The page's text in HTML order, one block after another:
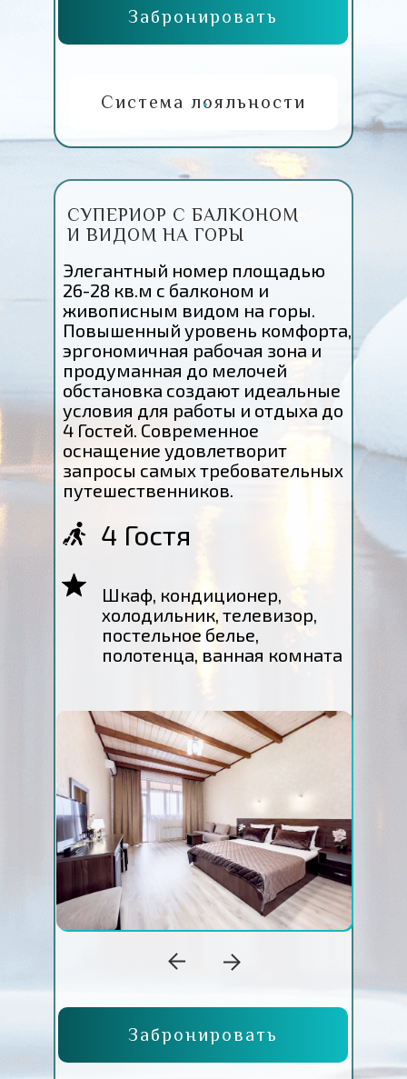
Забронировать
Система лояльности
Забронировать
СУПЕРИОР С БАЛКОНОМ
И ВИДОМ НА ГОРЫ
4 Гостя
Шкаф, кондиционер,
холодильник, телевизор,
постельное белье,
полотенца, ванная комната
Элегантный номер площадью
26-28 кв.м с балконом и
живописным видом на горы.
Повышенный уровень комфорта,
эргономичная рабочая зона и
продуманная до мелочей
обстановка создают идеальные
условия для работы и отдыха до
4 Гостей. Современное
оснащение удовлетворит
запросы самых требовательных
путешественников.